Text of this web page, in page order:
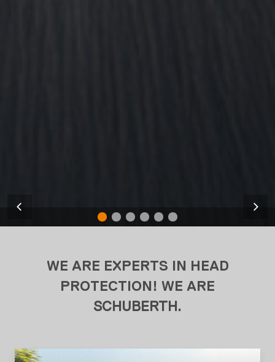
WE ARE EXPERTS IN HEAD
PROTECTION! WE ARE
SCHUBERTH .